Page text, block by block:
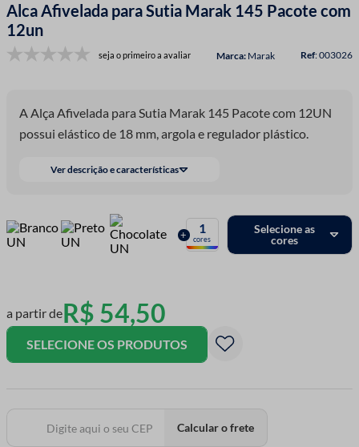
Alca Afivelada para Sutia Marak 145 Pacote com
12un
seja o primeiro a avaliar Marak :003026
A Alça Afivelada para Sutia Marak 145 Pacote com 12UN
possui elástico de 18 mm, argola e regulador plástico.
Ver descrição e características
+ 1
cores
Selecione as
cores
a partir deR$ 54,50
SELECIONE OS PRODUTOS
Calcular o frete